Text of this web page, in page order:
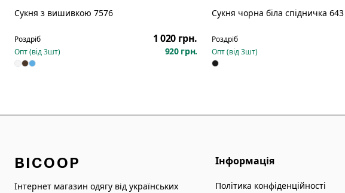
Сукня з вишивкою 7576
Роздріб 1 020 грн.
Опт (від3шт) 920 грн.
Новинка
Сукня чорна біла спідничка 643
Роздріб
Опт (від3шт)
BICOOP
Інтернет магазин одягу від українських
Інформація
Політика конфіденційності